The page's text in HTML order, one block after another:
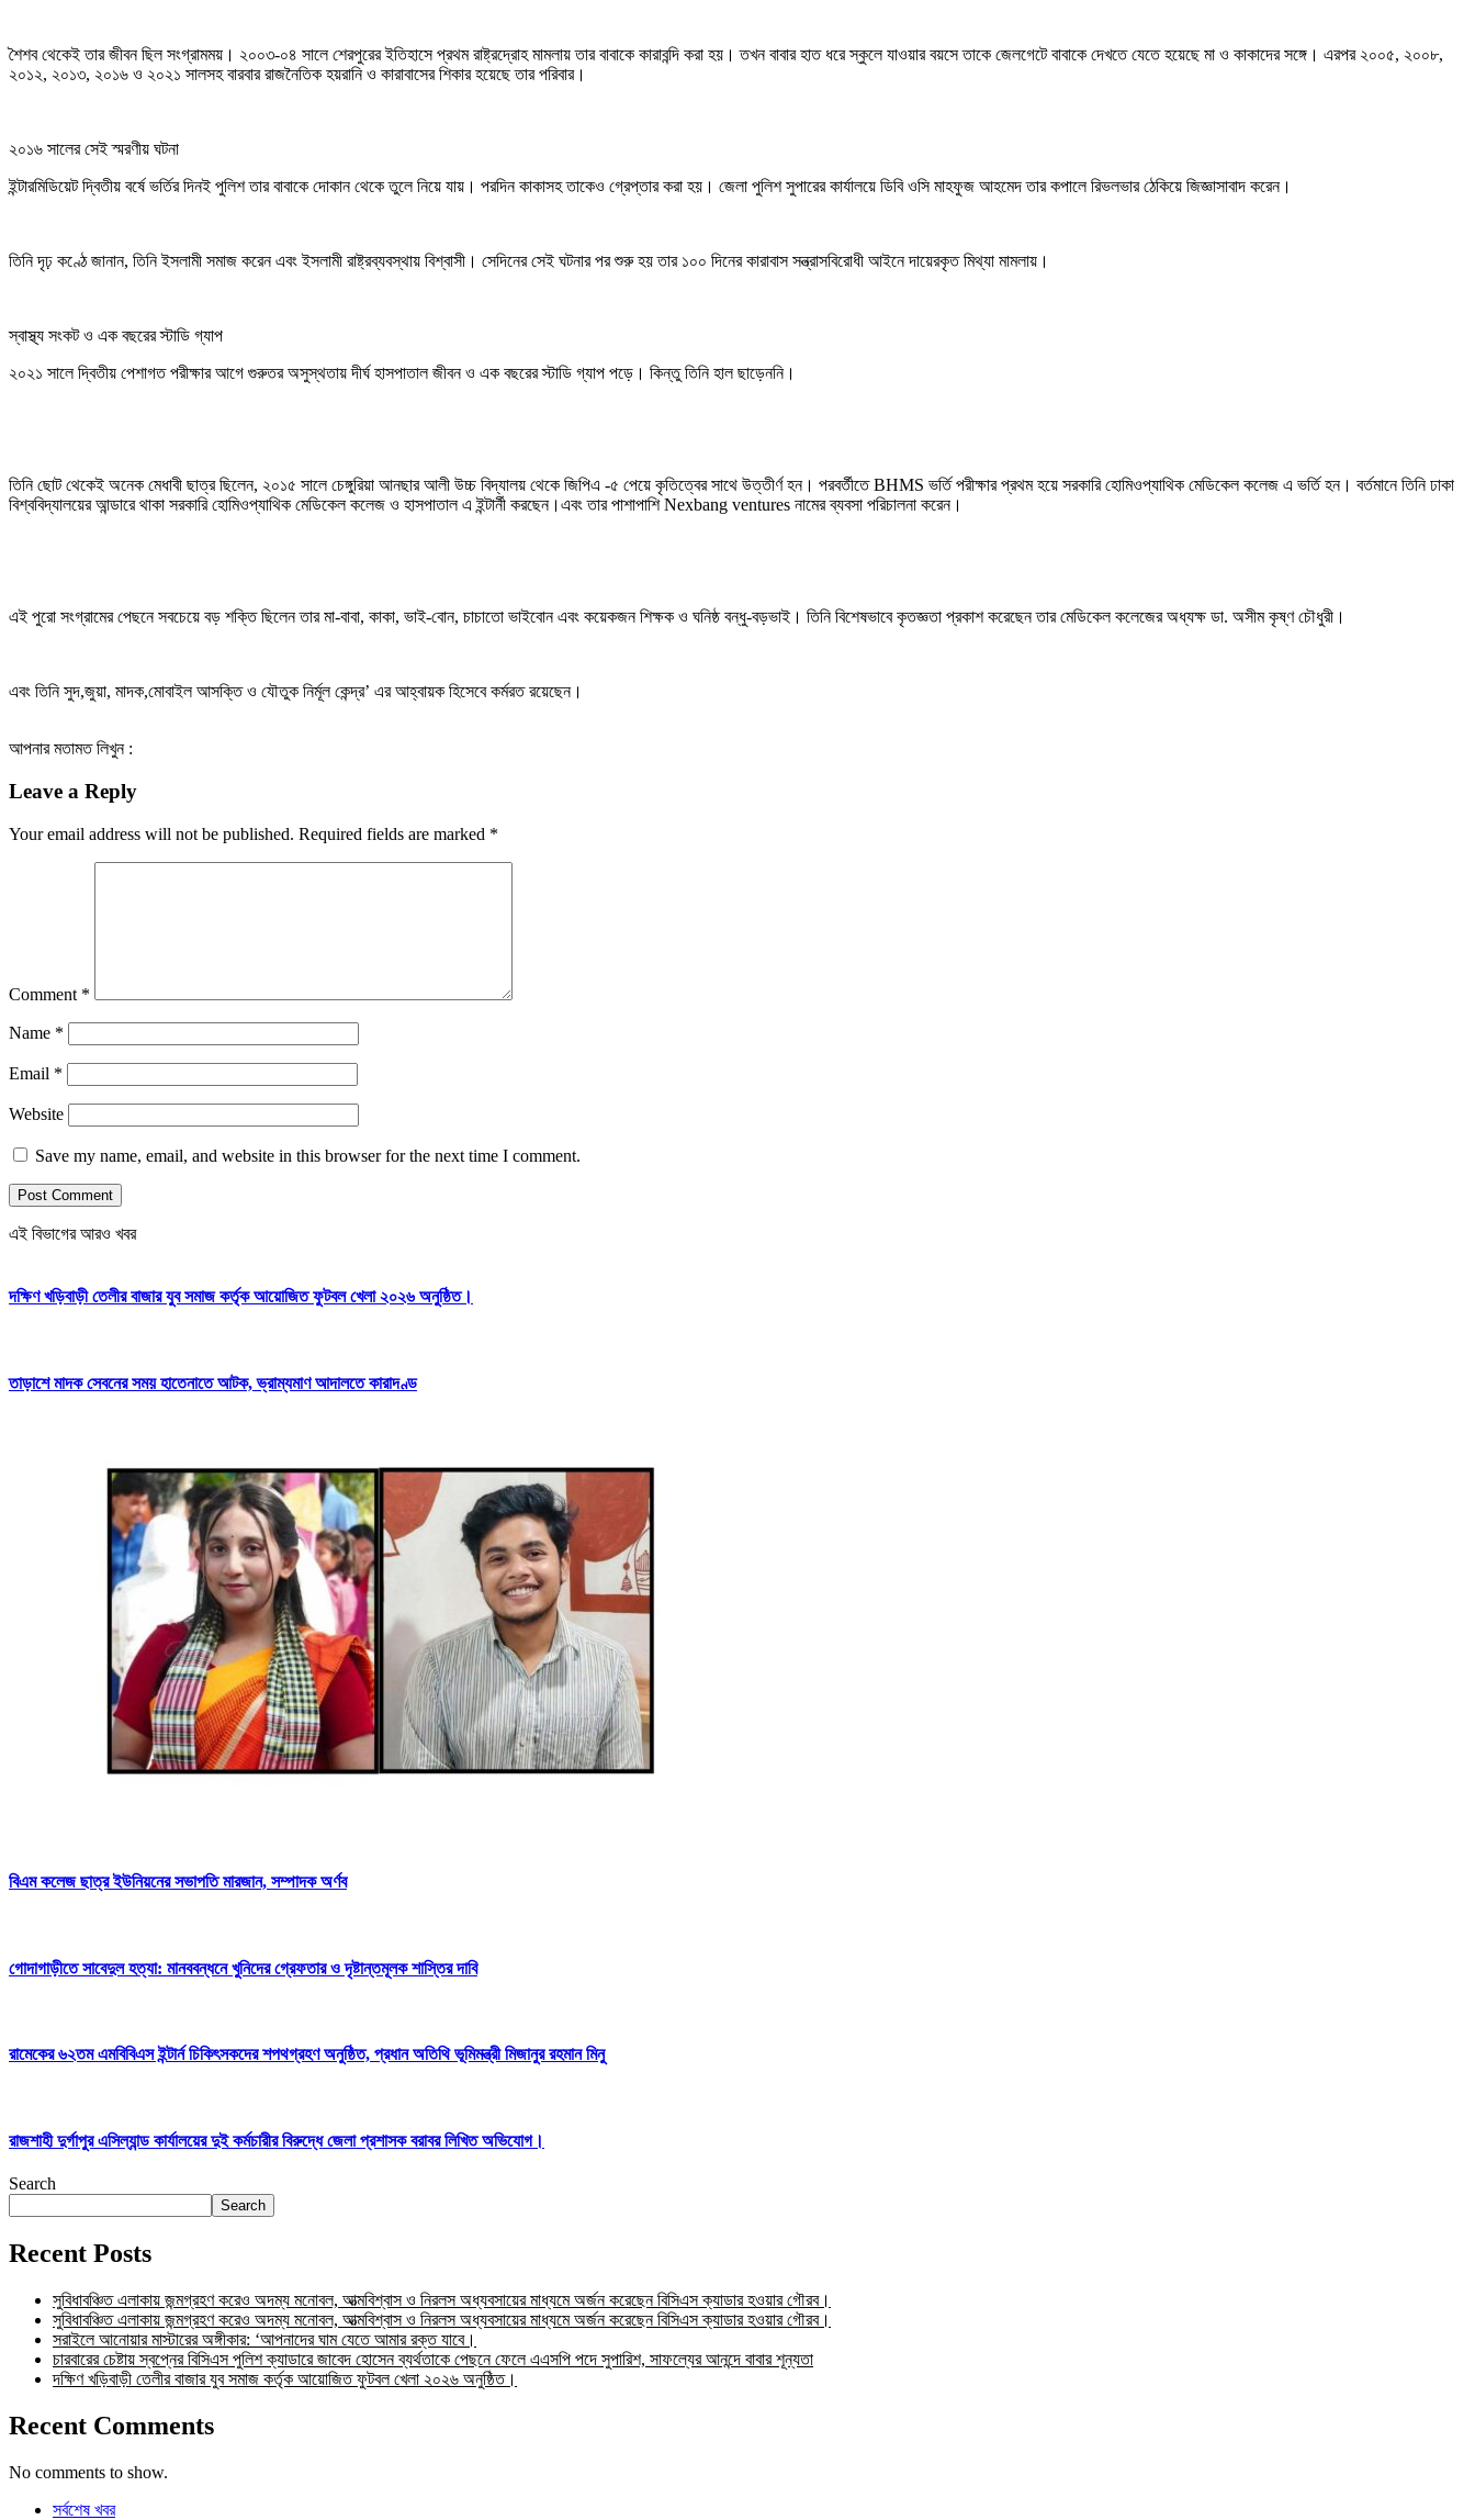
শৈশব থেকেই তার জীবন ছিল সংগ্রামময়। ২০০৩-০৪ সালে শেরপুরের ইতিহাসে প্রথম রাষ্ট্রদ্রোহ মামলায় তার বাবাকে কারাবন্দি করা হয়। তখন বাবার হাত ধরে স্কুলে যাওয়ার বয়সে তাকে জেলগেটে বাবাকে দেখতে যেতে হয়েছে মা ও কাকাদের সঙ্গে। এরপর ২০০৫, ২০০৮,
২০১২, ২০১৩, ২০১৬ ও ২০২১ সালসহ বারবার রাজনৈতিক হয়রানি ও কারাবাসের শিকার হয়েছে তার পরিবার।
২০১৬ সালের সেই স্মরণীয় ঘটনা
ইন্টারমিডিয়েট দ্বিতীয় বর্ষে ভর্তির দিনই পুলিশ তার বাবাকে দোকান থেকে তুলে নিয়ে যায়। পরদিন কাকাসহ তাকেও গ্রেপ্তার করা হয়। জেলা পুলিশ সুপারের কার্যালয়ে ডিবি ওসি মাহফুজ আহমেদ তার কপালে রিভলভার ঠেকিয়ে জিজ্ঞাসাবাদ করেন।
তিনি দৃঢ় কণ্ঠে জানান, তিনি ইসলামী সমাজ করেন এবং ইসলামী রাষ্ট্রব্যবস্থায় বিশ্বাসী। সেদিনের সেই ঘটনার পর শুরু হয় তার ১০০ দিনের কারাবাস সন্ত্রাসবিরোধী আইনে দায়েরকৃত মিথ্যা মামলায়।
স্বাস্থ্য সংকট ও এক বছরের স্টাডি গ্যাপ
২০২১ সালে দ্বিতীয় পেশাগত পরীক্ষার আগে গুরুতর অসুস্থতায় দীর্ঘ হাসপাতাল জীবন ও এক বছরের স্টাডি গ্যাপ পড়ে। কিন্তু তিনি হাল ছাড়েননি।
তিনি ছোট থেকেই অনেক মেধাবী ছাত্র ছিলেন, ২০১৫ সালে চেঙ্গুরিয়া আনছার আলী উচ্চ বিদ্যালয় থেকে জিপিএ -৫ পেয়ে কৃতিত্বের সাথে উত্তীর্ণ হন। পরবর্তীতে BHMS ভর্তি পরীক্ষার প্রথম হয়ে সরকারি হোমিওপ্যাথিক মেডিকেল কলেজ এ ভর্তি হন। বর্তমানে তিনি ঢাকা
বিশ্ববিদ্যালয়ের আন্ডারে থাকা সরকারি হোমিওপ্যাথিক মেডিকেল কলেজ ও হাসপাতাল এ ইন্টার্নী করছেন।এবং তার পাশাপাশি Nexbang ventures নামের ব্যবসা পরিচালনা করেন।
এই পুরো সংগ্রামের পেছনে সবচেয়ে বড় শক্তি ছিলেন তার মা-বাবা, কাকা, ভাই-বোন, চাচাতো ভাইবোন এবং কয়েকজন শিক্ষক ও ঘনিষ্ঠ বন্ধু-বড়ভাই। তিনি বিশেষভাবে কৃতজ্ঞতা প্রকাশ করেছেন তার মেডিকেল কলেজের অধ্যক্ষ ডা. অসীম কৃষ্ণ চৌধুরী।
এবং তিনি সুদ,জুয়া, মাদক,মোবাইল আসক্তি ও যৌতুক নির্মূল কেন্দ্র’ এর আহ্বায়ক হিসেবে কর্মরত রয়েছেন।
আপনার মতামত লিখুন :
Leave a Reply
Your email address will not be published. Required fields are marked *
Comment *
Name *
Email *
Website
Save my name, email, and website in this browser for the next time I comment.
এই বিভাগের আরও খবর
দক্ষিণ খড়িবাড়ী তেলীর বাজার যুব সমাজ কর্তৃক আয়োজিত ফুটবল খেলা ২০২৬ অনুষ্ঠিত।
তাড়াশে মাদক সেবনের সময় হাতেনাতে আটক, ভ্রাম্যমাণ আদালতে কারাদণ্ড
বিএম কলেজ ছাত্র ইউনিয়নের সভাপতি মারজান, সম্পাদক অর্ণব
গোদাগাড়ীতে সাবেদুল হত্যা: মানববন্ধনে খুনিদের গ্রেফতার ও দৃষ্টান্তমূলক শাস্তির দাবি
রামেকের ৬২তম এমবিবিএস ইন্টার্ন চিকিৎসকদের শপথগ্রহণ অনুষ্ঠিত, প্রধান অতিথি ভূমিমন্ত্রী মিজানুর রহমান মিনু
রাজশাহী দুর্গাপুর এসিল্যান্ড কার্যালয়ের দুই কর্মচারীর বিরুদ্ধে জেলা প্রশাসক বরাবর লিখিত অভিযোগ।
Search
Search
Recent Posts
সুবিধাবঞ্চিত এলাকায় জন্মগ্রহণ করেও অদম্য মনোবল, আত্মবিশ্বাস ও নিরলস অধ্যবসায়ের মাধ্যমে অর্জন করেছেন বিসিএস ক্যাডার হওয়ার গৌরব।
সুবিধাবঞ্চিত এলাকায় জন্মগ্রহণ করেও অদম্য মনোবল, আত্মবিশ্বাস ও নিরলস অধ্যবসায়ের মাধ্যমে অর্জন করেছেন বিসিএস ক্যাডার হওয়ার গৌরব।
সরাইলে আনোয়ার মাস্টারের অঙ্গীকার: ‘আপনাদের ঘাম যেতে আমার রক্ত যাবে।
চারবারের চেষ্টায় স্বপ্নের বিসিএস পুলিশ ক্যাডারে জাবেদ হোসেন ব্যর্থতাকে পেছনে ফেলে এএসপি পদে সুপারিশ, সাফল্যের আনন্দে বাবার শূন্যতা
দক্ষিণ খড়িবাড়ী তেলীর বাজার যুব সমাজ কর্তৃক আয়োজিত ফুটবল খেলা ২০২৬ অনুষ্ঠিত।
Recent Comments
No comments to show.
সর্বশেষ খবর